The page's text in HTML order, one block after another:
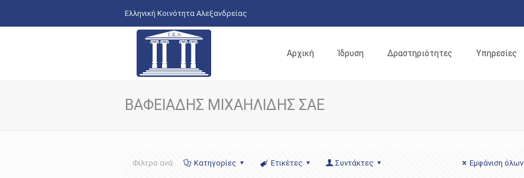
Ελληνική Κοινότητα Αλεξανδρείας
Αρχική Ίδρυση Δραστηριότητες Υπηρεσίες
ΒΑΦΕΙΑΔΗΣ ΜΙΧΑΗΛΙΔΗΣ ΣΑΕ
Φίλτρο ανά Κατηγορίες Ετικέτες Συντάκτες Εμφάνιση όλων